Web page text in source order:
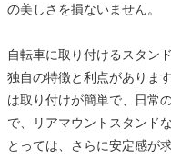
の美しさを損ないません。
自転車に取り付けるスタン
独自の特徴と利点がありま
は取り付けが簡単で、日常
で、リアマウントスタンド
とっては、さらに安定感が